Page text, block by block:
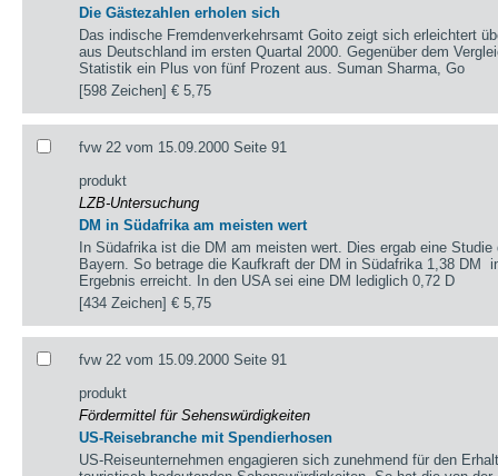
Die Gästezahlen erholen sich
Das indische Fremdenverkehrsamt Goito zeigt sich erleichtert
aus Deutschland im ersten Quartal 2000. Gegenüber dem
Statistik ein Plus von fünf Prozent aus. Suman Sharma, Go
[598 Zeichen]€ 5,75
fvw 22 vom 15.09.2000 Seite 91
produkt
LZB-Untersuchung
DM in Südafrika am meisten wert
In Südafrika ist die DM am meisten wert. Dies ergab eine
Bayern. So betrage die Kaufkraft der DM in Südafrika 1,38 DM
Ergebnis erreicht. In den USA sei eine DM lediglich 0,72 D
[434 Zeichen]€ 5,75
fvw 22 vom 15.09.2000 Seite 91
produkt
Fördermittel für Sehenswürdigkeiten
US-Reisebranche mit Spendierhosen
US-Reiseunternehmen engagieren sich zunehmend für den